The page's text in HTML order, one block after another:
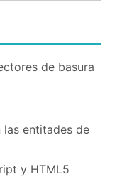
de basura
entitades de
y HTML5